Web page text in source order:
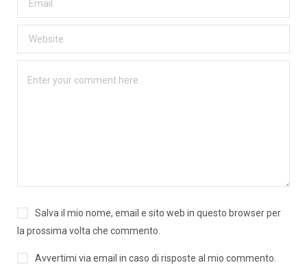
Salva il mio nome, email e sito web in questo browser per
la prossima volta che commento.
Avvertimi via email in caso di risposte al mio commento.